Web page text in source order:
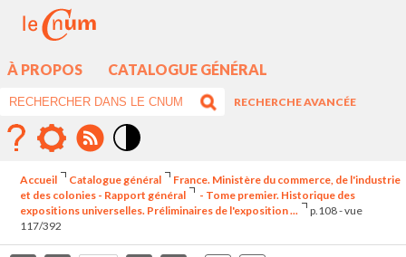
À PROPOS CATALOGUE GÉNÉRAL
RECHERCHE AVANCÉE
élévé
Accueil Catalogue général
France. Ministère du commerce, de l'industrie
et des colonies - Rapport général
- Tome premier. Historique des
expositions universelles. Préliminaires de l'exposition ...
p.108 - vue
117/392